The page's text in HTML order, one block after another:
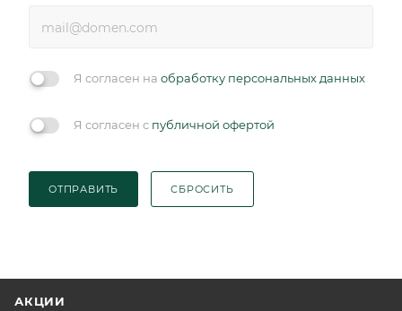
Я согласен на обработку персональных данных
Я согласен с публичной офертой
ОТПРАВИТЬ СБРОСИТЬ
АКЦИИ